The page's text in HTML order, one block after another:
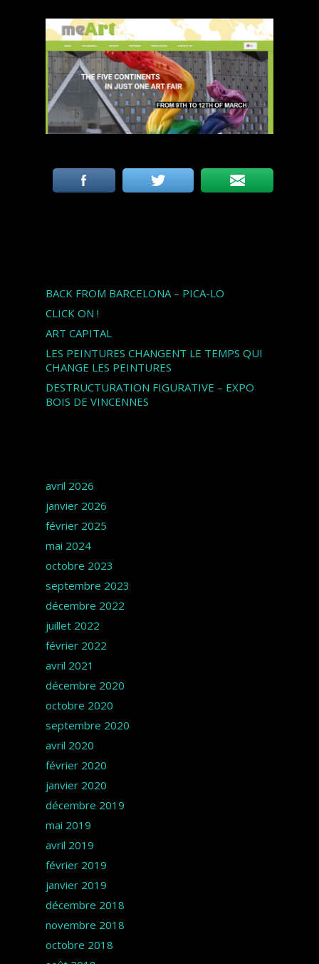
BACK FROM BARCELONA – PICA-LO
CLICK ON !
ART CAPITAL
LES PEINTURES CHANGENT LE TEMPS QUI
CHANGE LES PEINTURES
DESTRUCTURATION FIGURATIVE – EXPO
BOIS DE VINCENNES
avril 2026
janvier 2026
février 2025
mai 2024
octobre 2023
septembre 2023
décembre 2022
juillet 2022
février 2022
avril 2021
décembre 2020
octobre 2020
septembre 2020
avril 2020
février 2020
janvier 2020
décembre 2019
mai 2019
avril 2019
février 2019
janvier 2019
décembre 2018
novembre 2018
octobre 2018